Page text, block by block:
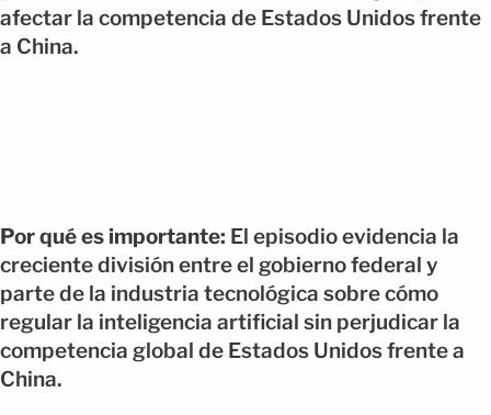
afectar la competencia de Estados Unidos frente
a China.
Por qué es importante: El episodio evidencia la
creciente división entre el gobierno federal y
parte de la industria tecnológica sobre cómo
regular la inteligencia artificial sin perjudicar la
competencia global de Estados Unidos frente a
China.